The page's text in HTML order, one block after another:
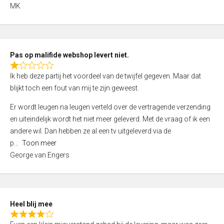
t
o
f
5
MK
Pas op malifide webshop levert niet.
R
e
d
1
,
0
o
f
Ik heb deze partij het voordeel van de twijfel gegeven. Maar dat
blijkt toch een fout van mij te zijn geweest.
Er wordt leugen na leugen verteld over de vertragende verzending
en uiteindelijk wordt het niet meer geleverd. Met de vraag of ik een
andere wil. Dan hebben ze al een tv uitgeleverd via de
p
Toon meer
George van Engers
Heel blij mee
R